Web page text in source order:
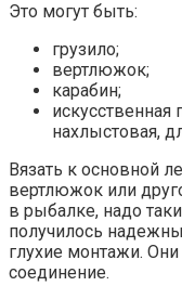
Это могут быть:
грузило;
вертлюжок;
карабин;
искусственная
нахлыстовая,
Вязать к основной
вертлюжок или
в рыбалке, надо
получилось
глухие монтажи.
соединение.